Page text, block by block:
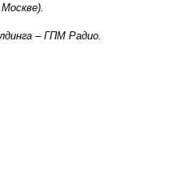
– ГПМ Радио.